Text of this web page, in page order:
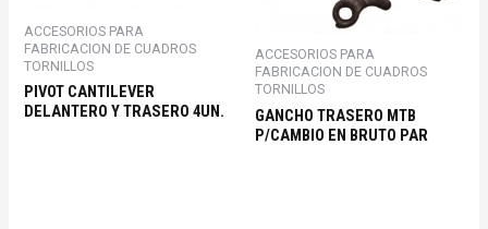
ACCESORIOS PARA
FABRICACION DE CUADROS
TORNILLOS
PIVOT CANTILEVER
DELANTERO Y TRASERO 4UN.
ACCESORIOS PARA
FABRICACION DE CUADROS
TORNILLOS
GANCHO TRASERO MTB
P/CAMBIO EN BRUTO PAR